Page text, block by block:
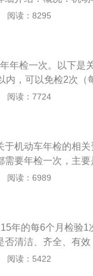
号和性质决定是否
的汽车不能享受6年
年购买的家用汽车
即使在免检期内，
驶证核发地车辆管
件、驾驶证、身体
续的费用。
阅读：8295
年检一次。以下是
，可以免检2次（
和第8年时：第6
年检验1次，15年以
满前3个月内，向登
阅读：7724
于机动车年检的相
需要年检一次，主
不久前新规出台，
生过人员伤亡事故
相关证明，直接申
的年检政策依然没
一次。
阅读：6989
年的每6个月检验
否清洁、齐全、有
；2、检验车辆的
阅读：5422